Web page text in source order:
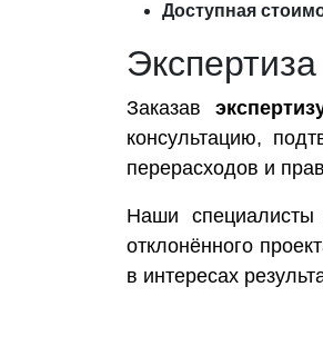
Доступная
Заказав
консультацию,
перерасходов и
Наши
отклонённого
в интересах